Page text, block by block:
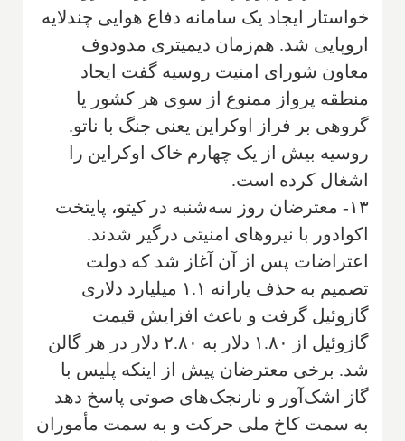
خواستار ایجاد یک سامانه دفاع هوایی چندلایه
اروپایی شد. هم‌زمان دیمیتری مدودوف
معاون شورای امنیت روسیه گفت ایجاد
منطقه پرواز ممنوع از سوی هر کشور یا
گروهی بر فراز اوکراین یعنی جنگ با ناتو.
روسیه بیش از یک چهارم خاک اوکراین را
اشغال کرده است.
۱۳- معترضان روز سه‌شنبه در کیتو، پایتخت
اکوادور با نیروهای امنیتی درگیر شدند.
اعتراضات پس از آن آغاز شد که دولت
تصمیم به حذف یارانه ۱.۱ میلیارد دلاری
گازوئیل گرفت و باعث افزایش قیمت
گازوئیل از ۱.۸۰ دلار به ۲.۸۰ دلار در هر گالن
شد. برخی معترضان پیش از اینکه پلیس با
گاز اشک‌آور و نارنجک‌های صوتی پاسخ دهد
به سمت کاخ ملی حرکت و به سمت مأموران